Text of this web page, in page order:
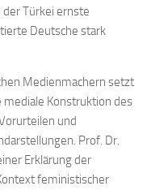
Türkei ernste
Deutsche stark
Medienmachern setzt
mediale Konstruktion des
und
Prof. Dr.
Erklärung der
feministischer